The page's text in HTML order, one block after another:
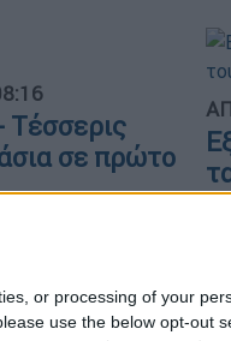
or processing of your
use the below opt-out
Τέσσερις
σε πρώτο
και τις
το ζουμερό